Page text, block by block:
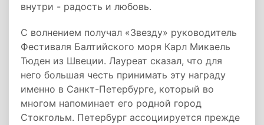
внутри - радость и любовь.
С волнением получал «Звезду» руководитель
Фестиваля Балтийского моря Карл Микаель
Тюден из Швеции. Лауреат сказал, что для
него большая честь принимать эту награду
именно в Санкт-Петербурге, который во
многом напоминает его родной город
Стокгольм. Петербург ассоциируется прежде